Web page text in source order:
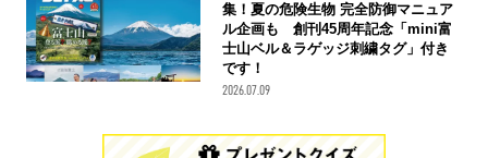
集！夏の危険生物 完全防御マニュア
ル企画も 創刊45周年記念「mini富
士山ベル＆ラゲッジ刺繍タグ」付き
です！
2026.07.09